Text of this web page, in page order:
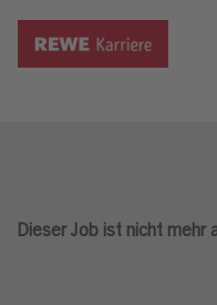
Dieser Job ist nicht mehr